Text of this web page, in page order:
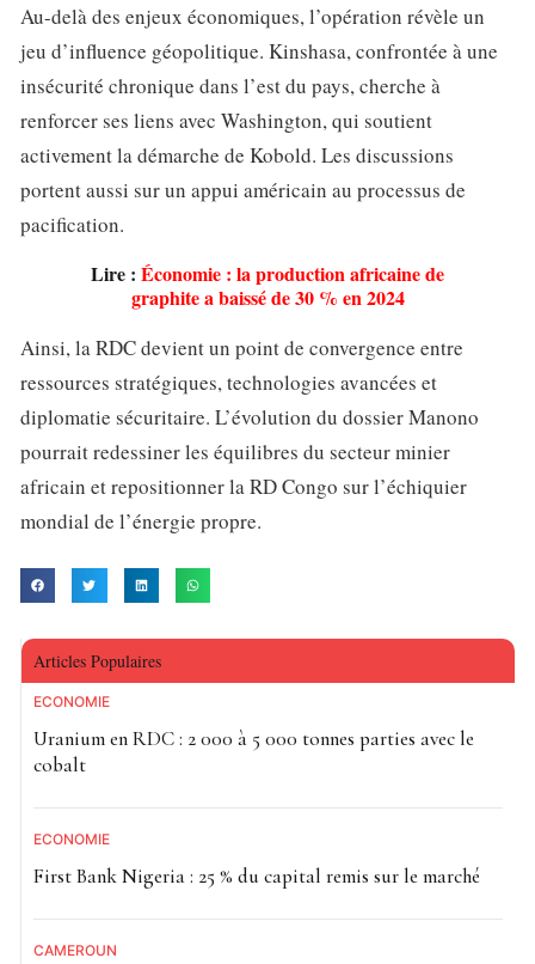
Au-delà des enjeux économiques, l’opération révèle un
jeu d’influence géopolitique. Kinshasa, confrontée à une
insécurité chronique dans l’est du pays, cherche à
renforcer ses liens avec Washington, qui soutient
activement la démarche de Kobold. Les discussions
portent aussi sur un appui américain au processus de
pacification.
Lire : Économie : la production africaine de
graphite a baissé de 30 % en 2024
Ainsi, la RDC devient un point de convergence entre
ressources stratégiques, technologies avancées et
diplomatie sécuritaire. L’évolution du dossier Manono
pourrait redessiner les équilibres du secteur minier
africain et repositionner la RD Congo sur l’échiquier
mondial de l’énergie propre.
Articles Populaires
ECONOMIE
Uranium en RDC : 2 000 à 5 000 tonnes parties avec le
cobalt
ECONOMIE
First Bank Nigeria : 25 % du capital remis sur le marché
CAMEROUN